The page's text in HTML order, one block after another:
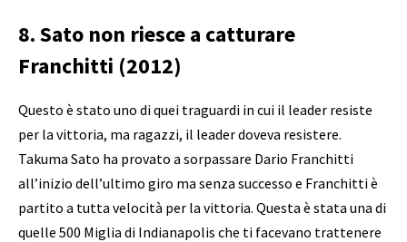
8. Sato non riesce a catturare
Franchitti (2012)
Questo è stato uno di quei traguardi in cui il leader resiste
per la vittoria, ma ragazzi, il leader doveva resistere.
Takuma Sato ha provato a sorpassare Dario Franchitti
all’inizio dell’ultimo giro ma senza successo e Franchitti è
partito a tutta velocità per la vittoria. Questa è stata una di
quelle 500 Miglia di Indianapolis che ti facevano trattenere